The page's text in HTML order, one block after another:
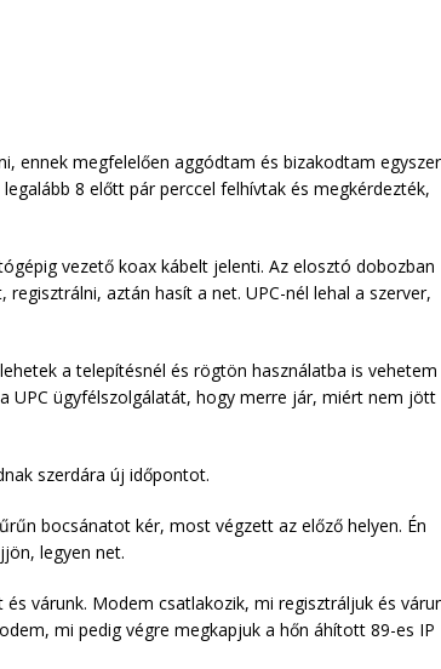
ennek megfelelően aggódtam és bizakodtam
8 előtt pár perccel felhívtak és megkérdezték,
vezető koax kábelt jelenti. Az elosztó dobozban
aztán hasít a net. UPC-nél lehal a szerver,
a telepítésnél és rögtön használatba is vehetem
UPC ügyfélszolgálatát, hogy merre jár, miért nem jött
szerdára új időpontot.
bocsánatot kér, most végzett az előző helyen. Én
legyen net.
várunk. Modem csatlakozik, mi regisztráljuk és
mi pedig végre megkapjuk a hőn áhított 89-es IP